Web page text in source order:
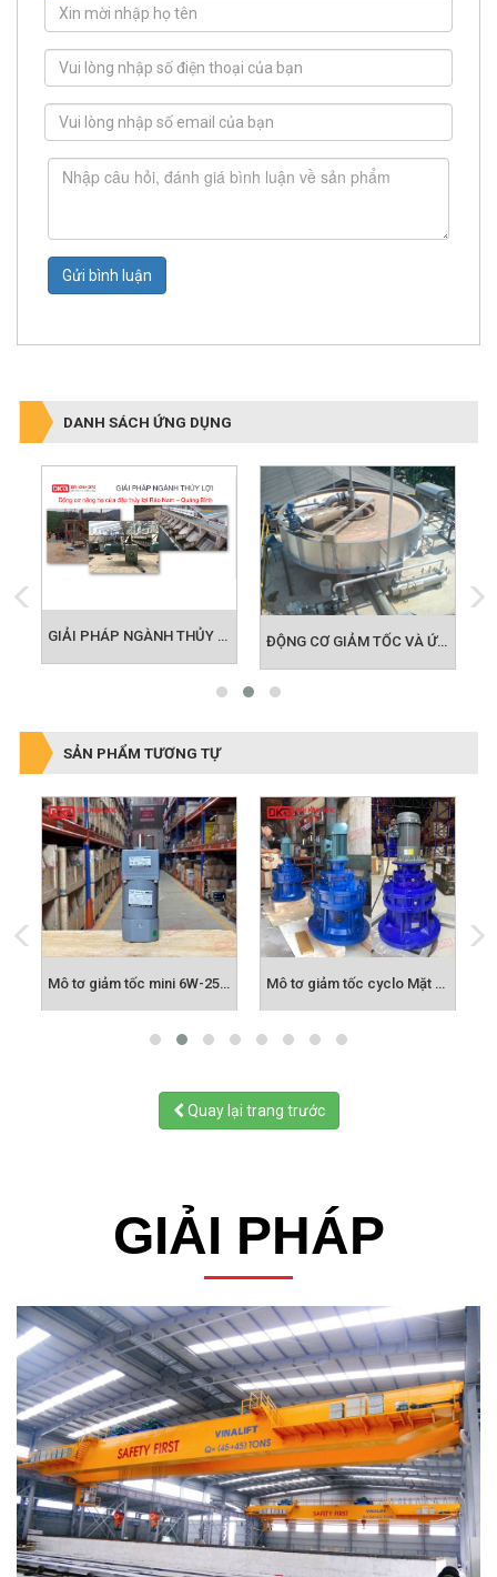
GIẢI PHÁP NGÀNH THỦY LỢI - NÔNG NGHIỆP ĐỘNG CƠ GIẢM TỐC VÀ ỨNG DỤNG BỂ ADF TRONG LĨNH VỰC MÔI TRƯỜNG
Mô tơ giảm tốc mini 6W-250W Mô tơ giảm tốc cyclo Mặt Bích
GIẢI PHÁP